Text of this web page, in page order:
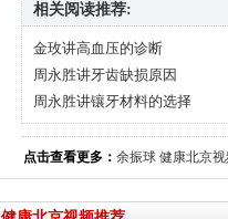
相关阅读推荐:
金玫讲高血压的诊断
周永胜讲牙齿缺损原因
周永胜讲镶牙材料的选择
点击查看更多： 余振球 健康北京